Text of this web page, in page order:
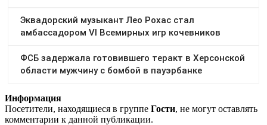
Информация
Посетители, находящиеся в группе Гости, не могут оставлять
комментарии к данной публикации.